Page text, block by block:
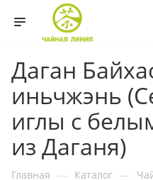
Даган
иньчжэнь
иглы с
из Даганя)
Главная — Каталог —